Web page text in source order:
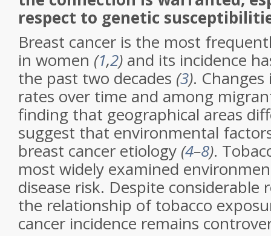
respect to genetic
Breast cancer is the most
in women (1,2) and its incidence
the past two decades (3).
rates over time and among
finding that geographical areas
suggest that environmental
breast cancer etiology (4–8).
most widely examined
disease risk. Despite considerable
the relationship of tobacco
cancer incidence remains